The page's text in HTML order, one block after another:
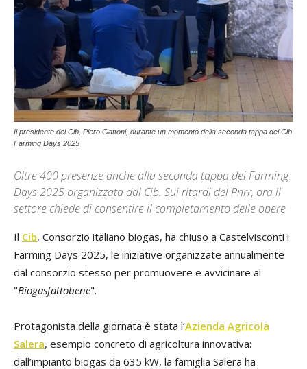
Il presidente del Cib, Piero Gattoni, durante un momento della seconda tappa dei Cib
Farming Days 2025
Oltre 400 presenze anche alla seconda tappa dei Farming
Days 2025 organizzata dal Cib. Sui ritardi del Pnrr, ora il
settore chiede di consentire il completamento delle opere
Il Cib, Consorzio italiano biogas, ha chiuso a Castelvisconti i
Farming Days 2025, le iniziative organizzate annualmente
dal consorzio stesso per promuovere e avvicinare al
"Biogasfattobene".
Protagonista della giornata è stata l’Azienda Agricola
Salera, esempio concreto di agricoltura innovativa:
dall’impianto biogas da 635 kW, la famiglia Salera ha